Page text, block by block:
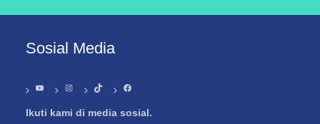
Sosial Media
YouTubeInstagramTikTok Facebook
Ikuti kami di media sosial.